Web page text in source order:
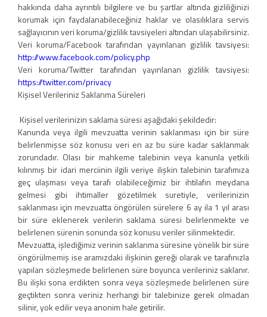
hakkında daha ayrıntılı bilgilere ve bu şartlar altında gizliliğinizi
korumak için faydalanabileceğiniz haklar ve olasılıklara servis
sağlayıcının veri koruma/gizlilik tavsiyeleri altından ulaşabilirsiniz.
Veri koruma/Facebook tarafından yayınlanan gizlilik tavsiyesi:
http://www.facebook.com/policy.php
Veri koruma/Twitter tarafından yayınlanan gizlilik tavsiyesi:
https://twitter.com/privacy
Kişisel Verileriniz Saklanma Süreleri
Kişisel verilerinizin saklama süresi aşağıdaki şekildedir:
Kanunda veya ilgili mevzuatta verinin saklanması için bir süre
belirlenmişse söz konusu veri en az bu süre kadar saklanmak
zorundadır. Olası bir mahkeme talebinin veya kanunla yetkili
kılınmış bir idari merciinin ilgili veriye ilişkin talebinin tarafımıza
geç ulaşması veya tarafı olabileceğimiz bir ihtilafın meydana
gelmesi gibi ihtimaller gözetilmek suretiyle, verilerinizin
saklanması için mevzuatta öngörülen sürelere 6 ay ila 1 yıl arası
bir süre eklenerek verilerin saklama süresi belirlenmekte ve
belirlenen sürenin sonunda söz konusu veriler silinmektedir.
Mevzuatta, işlediğimiz verinin saklanma süresine yönelik bir süre
öngörülmemiş ise aramızdaki ilişkinin gereği olarak ve tarafınızla
yapılan sözleşmede belirlenen süre boyunca verileriniz saklanır.
Bu ilişki sona erdikten sonra veya sözleşmede belirlenen süre
geçtikten sonra veriniz herhangi bir talebinize gerek olmadan
silinir, yok edilir veya anonim hale getirilir.